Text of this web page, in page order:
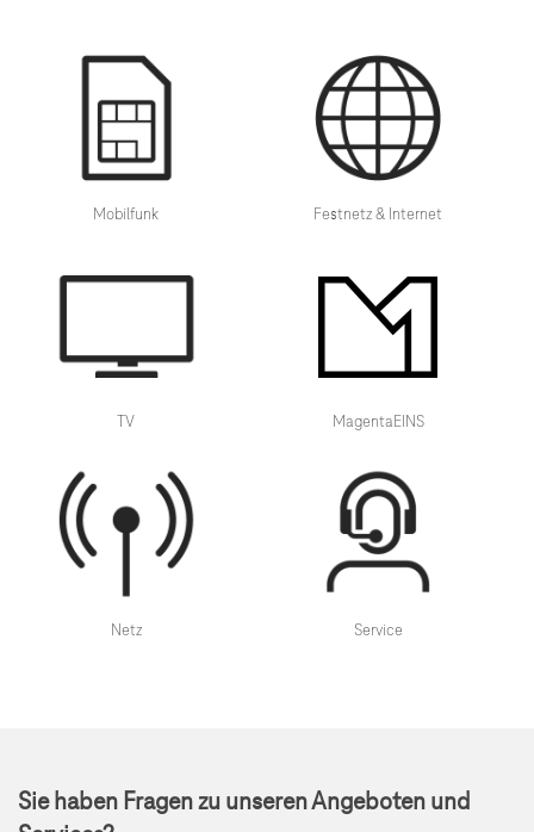
Mobilfunk Festnetz & Internet
TV MagentaEINS
Netz Service
Sie haben Fragen zu unseren Angeboten und